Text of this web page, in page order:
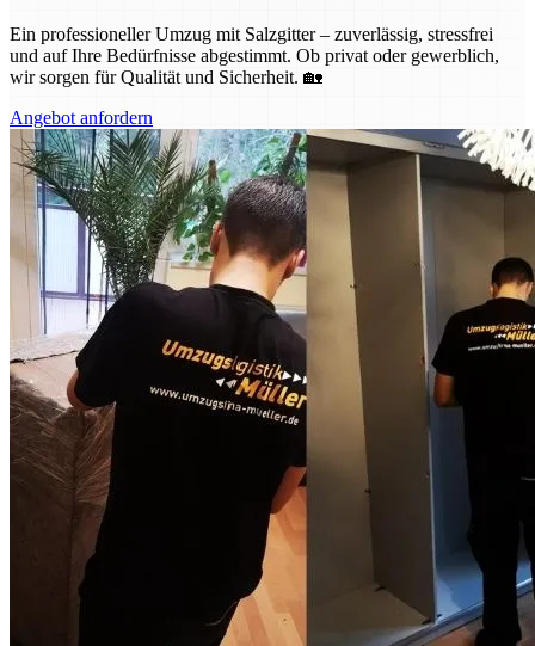
Ein professioneller Umzug mit Salzgitter – zuverlässig, stressfrei
und auf Ihre Bedürfnisse abgestimmt. Ob privat oder gewerblich,
wir sorgen für Qualität und Sicherheit. 🏡
Angebot anfordern